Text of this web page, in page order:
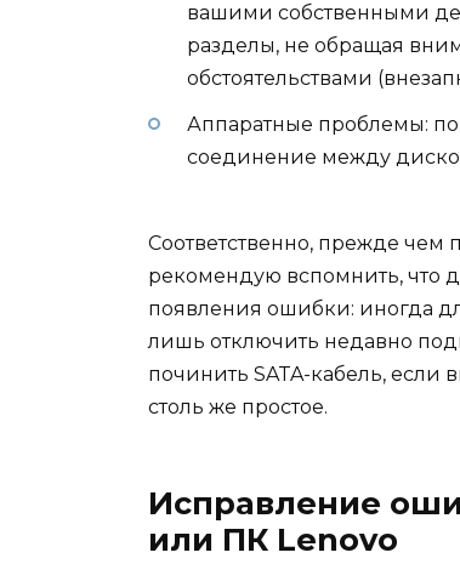
вашими собственными
разделы, не обращая
обстоятельствами
Аппаратные проблемы:
соединение между
Соответственно, прежде
рекомендую вспомнить, что
появления ошибки: иногда
лишь отключить недавно
починить SATA-кабель, если
столь же простое.
Исправление
или ПК Lenovo